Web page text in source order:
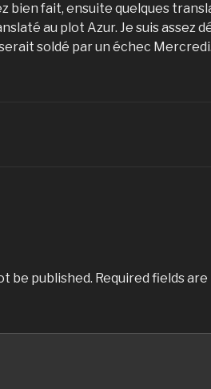
bien fait, ensuite quelques
au plot Azur. Je suis assez
serait soldé par un échec Mercredi.
be published. Required fields